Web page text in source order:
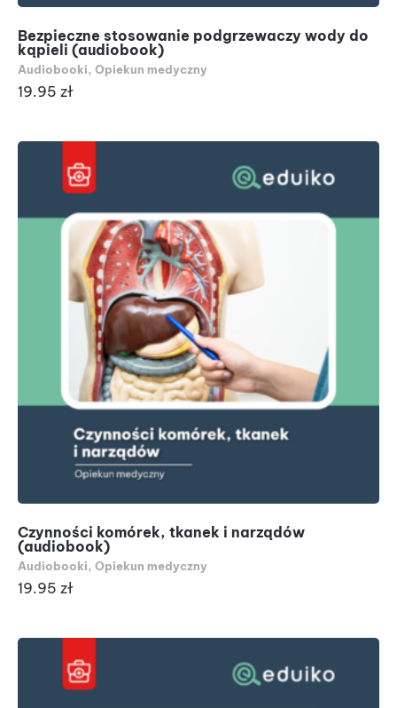
Bezpieczne stosowanie podgrzewaczy wody do
kąpieli (audiobook)
Audiobooki, Opiekun medyczny
19.95 zł
Czynności komórek, tkanek i narządów
(audiobook)
Audiobooki, Opiekun medyczny
19.95 zł